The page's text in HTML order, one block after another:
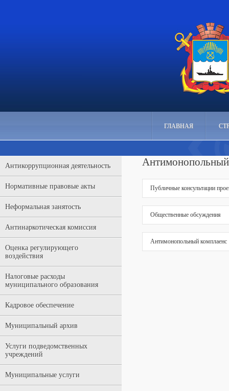
ГЛАВНАЯ
Антикоррупционная деятельность
Нормативные правовые акты
Неформальная занятость
Антинаркотическая комиссия
Оценка регулирующего
воздействия
Налоговые расходы
муниципального образования
Кадровое обеспечение
Муниципальный архив
Услуги подведомственных
учреждений
Муниципальные услуги
Антимонопольный
Публичные консультации
Общественные обсуждения
Антимонопольный комплаенс